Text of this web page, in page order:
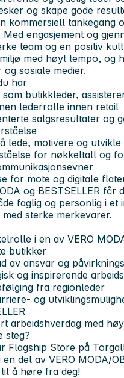
og skape gode
kommersiell tankegang
engasjement og
team og en positiv
med høyt tempo, og
sosiale medier.
har
som butikkleder,
lederrolle innen retail
salgsresultater og
lede, motivere og utvikle
for nøkkeltall og
for mote og digitale
og BESTSELLER får
faglig og personlig i et
sterke merkevarer.
i en av VERO
butikker
av ansvar og
og inspirerende
fra regionleder
og
arbeidshverdag med
steg?
Flagship Store på
del av VERO MODA/
å høre fra deg!